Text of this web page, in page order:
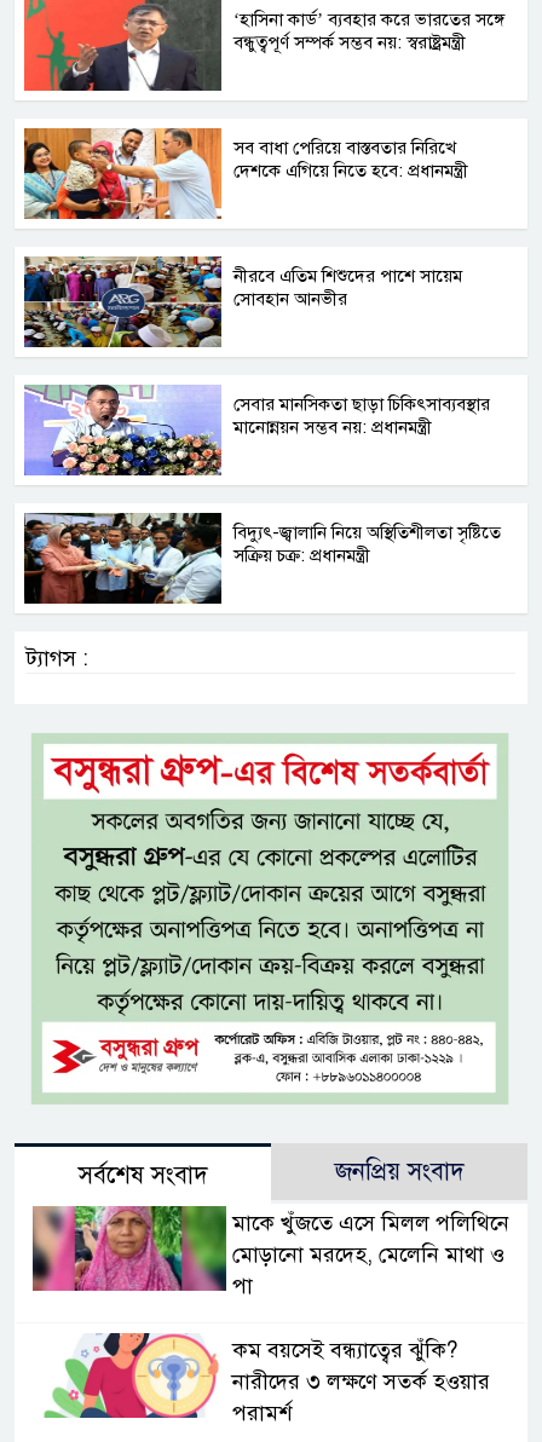
‘হাসিনা কার্ড’ ব্যবহার করে ভারতের সঙ্গে
বন্ধুত্বপূর্ণ সম্পর্ক সম্ভব নয়: স্বরাষ্ট্রমন্ত্রী
সব বাধা পেরিয়ে বাস্তবতার নিরিখে
দেশকে এগিয়ে নিতে হবে: প্রধানমন্ত্রী
নীরবে এতিম শিশুদের পাশে সায়েম
সোবহান আনভীর
সেবার মানসিকতা ছাড়া চিকিৎসাব্যবস্থার
মানোন্নয়ন সম্ভব নয়: প্রধানমন্ত্রী
বিদ্যুৎ-জ্বালানি নিয়ে অস্থিতিশীলতা সৃষ্টিতে
সক্রিয় চক্র: প্রধানমন্ত্রী
ট্যাগস :
সর্বশেষ সংবাদ জনপ্রিয় সংবাদ
মাকে খুঁজতে এসে মিলল পলিথিনে
মোড়ানো মরদেহ, মেলেনি মাথা ও
পা
কম বয়সেই বন্ধ্যাত্বের ঝুঁকি?
নারীদের ৩ লক্ষণে সতর্ক হওয়ার
পরামর্শ